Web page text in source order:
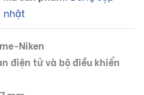
nhật
Niken
điện tử và bộ điều khiển